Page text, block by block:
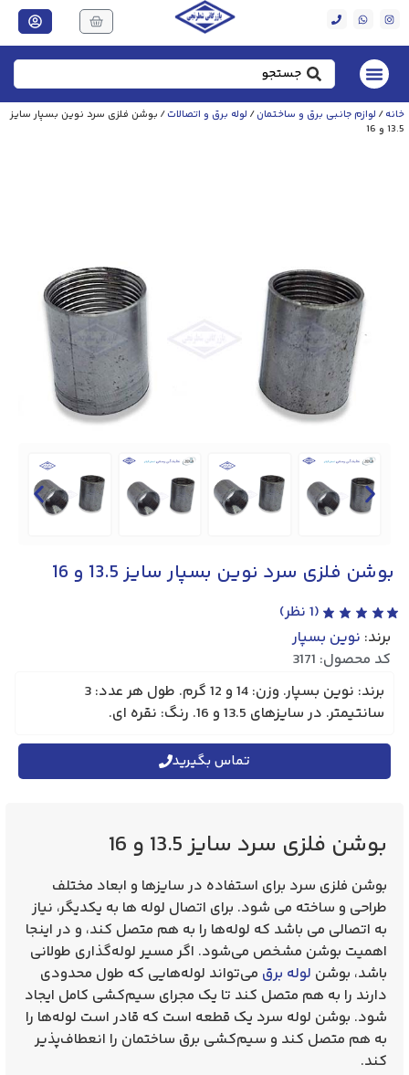
خانه/ لوازم جانبی برق و ساختمان/ لوله برق و اتصالات/ بوشن فلزی سرد نوین بسپار سایز
13.5 و 16
بوشن فلزی سرد نوین بسپار سایز 13.5 و 16
(
1 نظر)
برند: نوین بسپار
کد محصول: 3171
برند: نوین بسپار. وزن: 14 و 12 گرم. طول هر عدد: 3
سانتیمتر. در سایزهای 13.5 و 16. رنگ: نقره ای.
تماس بگیرید
بوشن فلزی سرد سایز 13.5 و 16
بوشن فلزی سرد برای استفاده در سایزها و ابعاد مختلف
طراحی و ساخته می‌ شود. برای اتصال لوله‌ ها به یکدیگر، نیاز
به اتصالی می باشد که لوله‌ها را به هم متصل کند، و در اینجا
اهمیت بوشن مشخص می‌شود. اگر مسیر لوله‌گذاری طولانی
باشد، بوشن لوله برق می‌تواند لوله‌هایی که طول محدودی
دارند را به هم متصل کند تا یک مجرای سیم‌کشی کامل ایجاد
شود. بوشن لوله سرد یک قطعه است که قادر است لوله‌ها را
به هم متصل کند و سیم‌کشی برق ساختمان را انعطاف‌پذیر
کند.